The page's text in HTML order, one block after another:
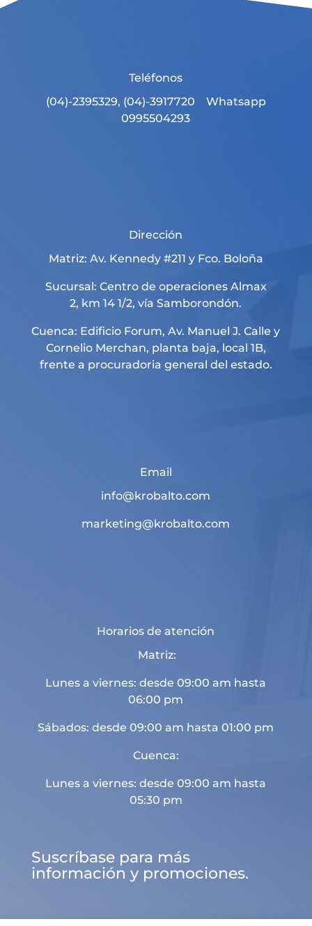
Teléfonos
(04)-2395329, (04)-3917720 Whatsapp
0995504293
Dirección
Matriz: Av. Kennedy #211 y Fco. Boloña
Sucursal: Centro de operaciones Almax
2, km 14 1/2, vía Samborondón.
Cuenca: Edificio Forum, Av. Manuel J. Calle y
Cornelio Merchan, planta baja, local 1B,
frente a procuradoria general del estado.
Email
info@krobalto.com
marketing@krobalto.com
Horarios de atención
Matriz:
Lunes a viernes: desde 09:00 am hasta
06:00 pm
Sábados: desde 09:00 am hasta 01:00 pm
Cuenca:
Lunes a viernes: desde 09:00 am hasta
05:30 pm
Suscríbase para más
información y promociones.